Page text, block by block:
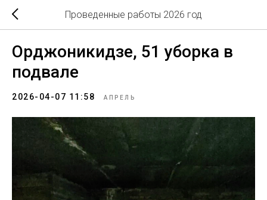
Проведенные работы 2026 год
Орджоникидзе, 51 уборка в
подвале
2026-04-07 11:58 АПРЕЛЬ